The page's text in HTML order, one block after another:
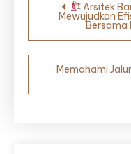
pos
Arsitek
Mewujudkan
Bersama
Memahami